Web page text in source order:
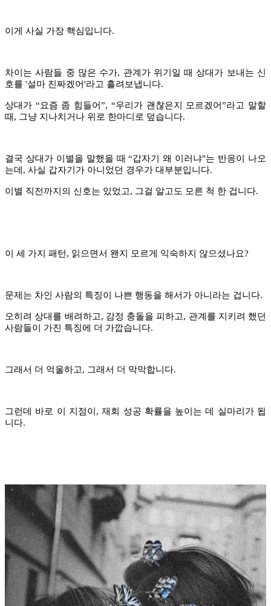
이게 사실 가장 핵심입니다.
차이는 사람들 중 많은 수가, 관계가 위기일 때 상대가 보내는 신
호를 '설마 진짜겠어'라고 흘려보냅니다.
상대가 “요즘 좀 힘들어”, “우리가 괜찮은지 모르겠어”라고 말할
때, 그냥 지나치거나 위로 한마디로 덮습니다.
결국 상대가 이별을 말했을 때“갑자기 왜 이러냐"는 반응이 나오
는데, 사실 갑자기가 아니었던 경우가 대부분입니다.
이별 직전까지의 신호는 있었고, 그걸 알고도 모른 척 한 겁니다.
이 세 가지 패턴, 읽으면서 왠지 모르게 익숙하지 않으셨나요?
문제는 차인 사람의 특징이 나쁜 행동을 해서가 아니라는 겁니다.
오히려 상대를 배려하고, 감정 충돌을 피하고, 관계를 지키려 했던
사람들이 가진 특징에 더 가깝습니다.
그래서 더 억울하고, 그래서 더 막막합니다.
그런데 바로 이 지점이, 재회 성공 확률을 높이는 데 실마리가 됩
니다.